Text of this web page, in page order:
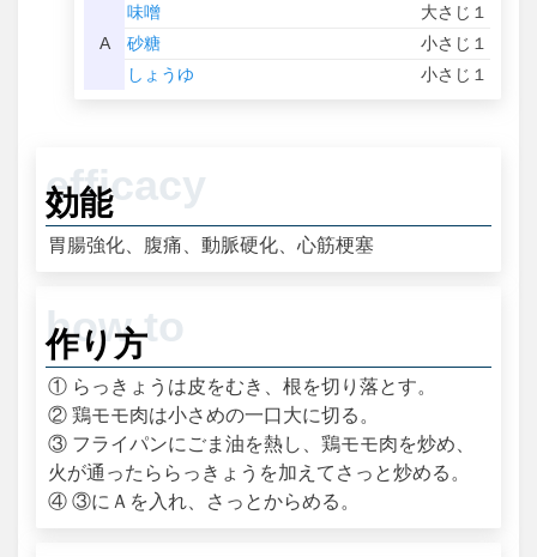
A
味噌
大さじ１
砂糖
小さじ１
しょうゆ
小さじ１
効能
胃腸強化、腹痛、動脈硬化、心筋梗塞
作り方
① らっきょうは皮をむき、根を切り落とす。
② 鶏モモ肉は小さめの一口大に切る。
③ フライパンにごま油を熱し、鶏モモ肉を炒め、
火が通ったららっきょうを加えてさっと炒める。
④ ③にＡを入れ、さっとからめる。